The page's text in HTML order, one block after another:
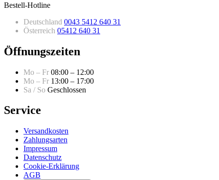
Bestell-Hotline
Deutschland 0043 5412 640 31
Österreich 05412 640 31
Öffnungszeiten
Mo – Fr 08:00 – 12:00
Mo – Fr 13:00 – 17:00
Sa / So Geschlossen
Service
Versandkosten
Zahlungsarten
Impressum
Datenschutz
Cookie-Erklärung
AGB